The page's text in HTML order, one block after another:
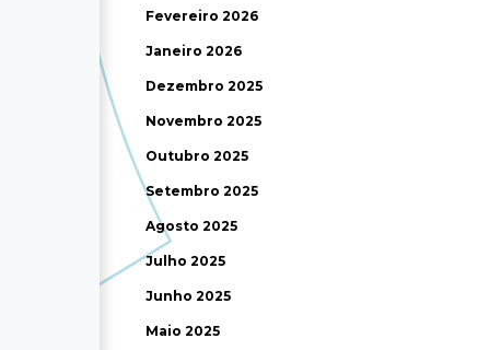
Fevereiro 2026
Janeiro 2026
Dezembro 2025
Novembro 2025
Outubro 2025
Setembro 2025
Agosto 2025
Julho 2025
Junho 2025
Maio 2025